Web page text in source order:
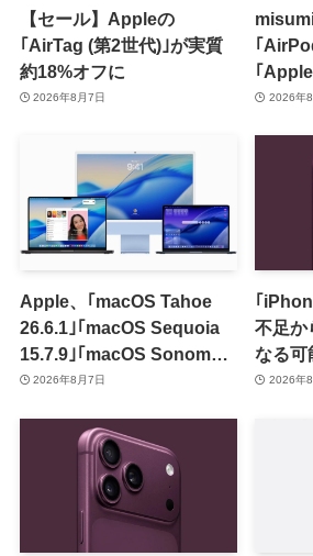
【セール】Appleの
｢AirTag (第2世代)｣が実質
約18%オフに
2026年8月7日
｢
｢
のセー
2026年
Apple、｢macOS Tahoe
26.6.1｣｢macOS Sequoia
15.7.9｣｢macOS Sonoma
14.8.9｣をリリース ｰ 画面共
2026年8月7日
｢
不足か
なる可
2026年